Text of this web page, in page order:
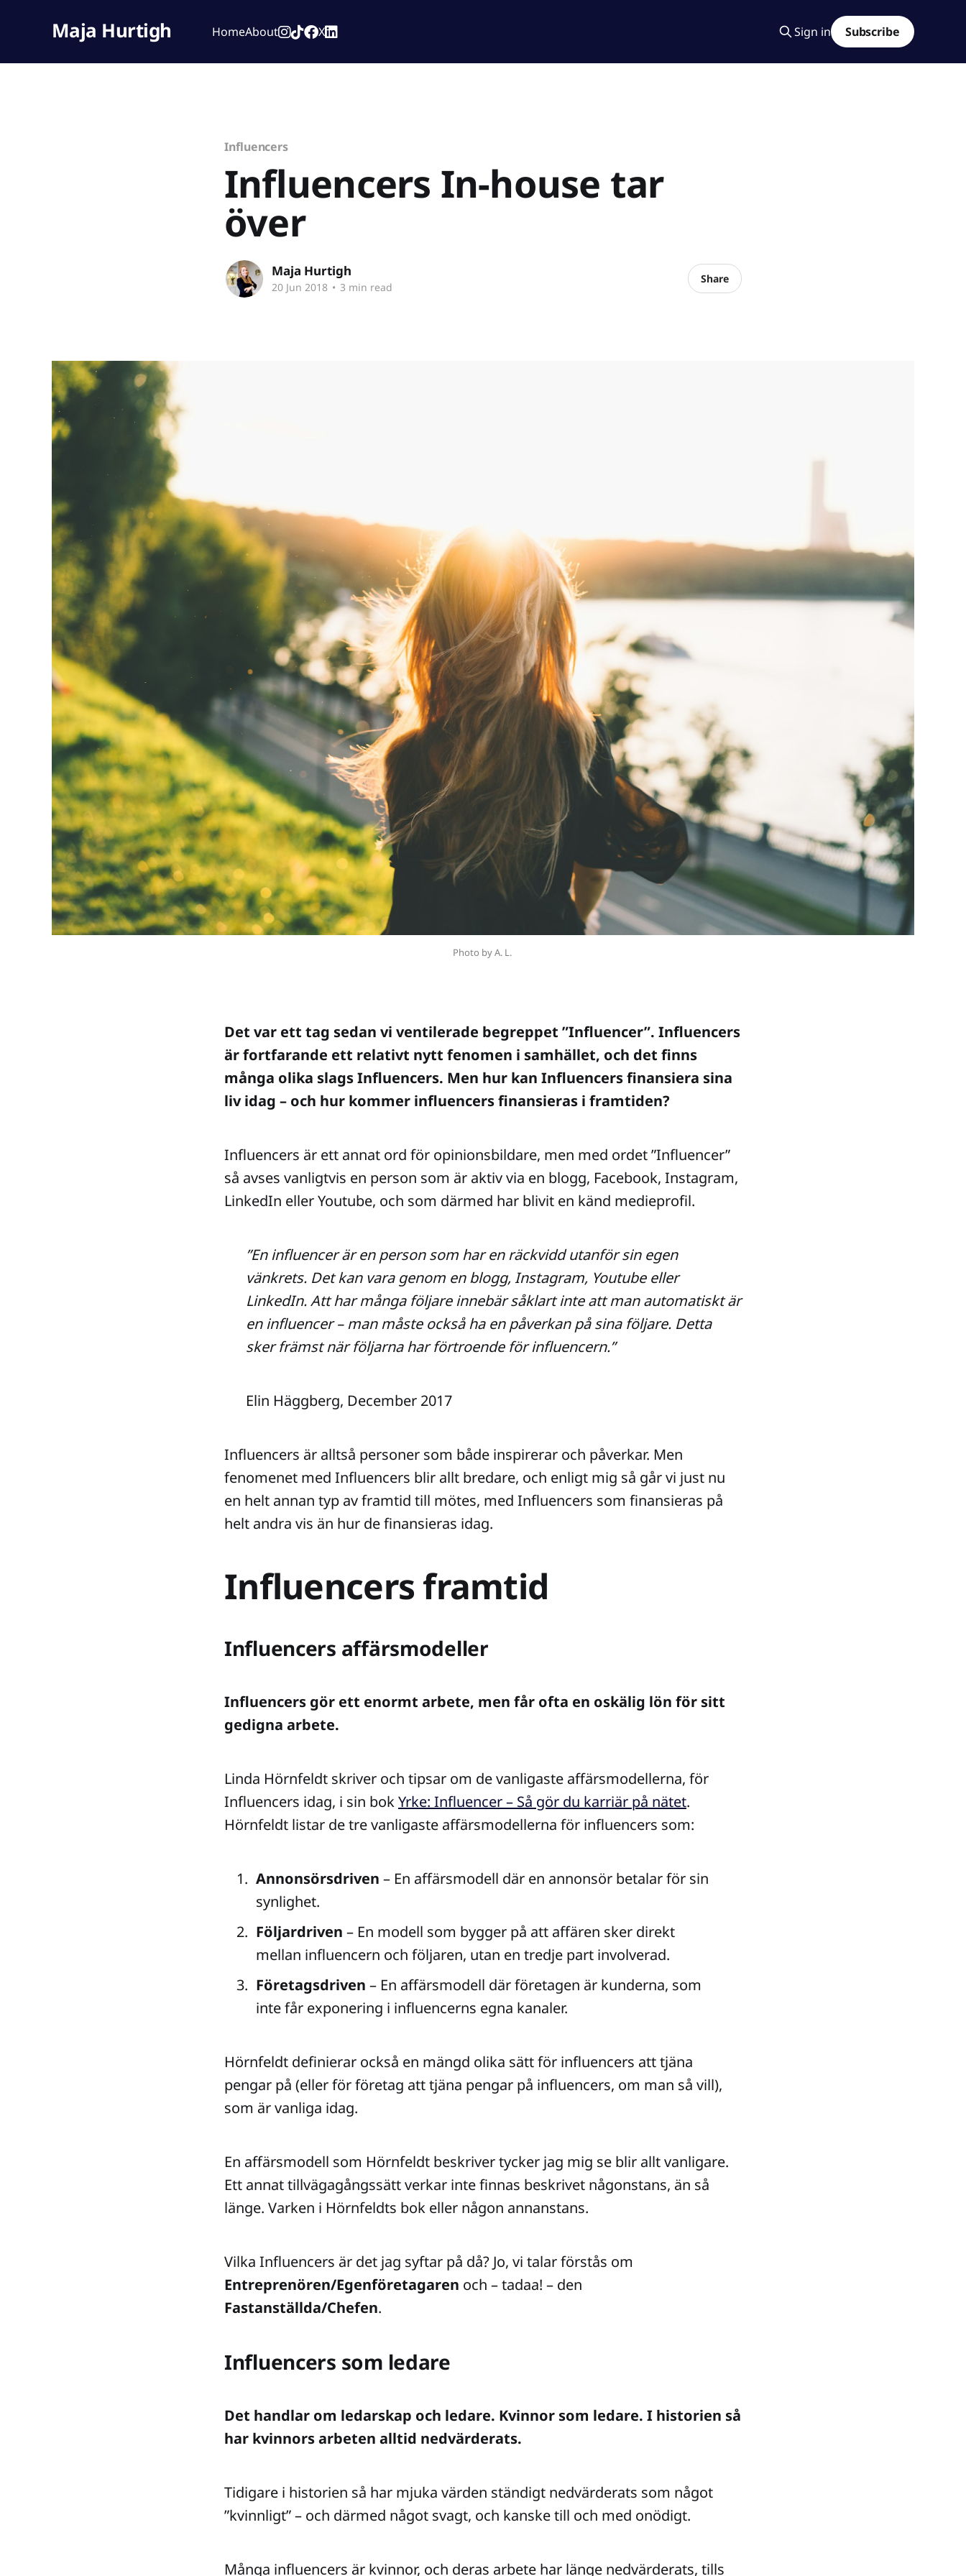
Maja Hurtigh HomeAbout X Sign in Subscribe
Influencers
Influencers In-house tar
över
Maja Hurtigh
20 Jun 2018 • 3 min read
Share
Photo by A. L.
Det var ett tag sedan vi ventilerade begreppet ”Influencer”. Influencers
är fortfarande ett relativt nytt fenomen i samhället, och det finns
många olika slags Influencers. Men hur kan Influencers finansiera sina
liv idag – och hur kommer influencers finansieras i framtiden?
Influencers är ett annat ord för opinionsbildare, men med ordet ”Influencer”
så avses vanligtvis en person som är aktiv via en blogg, Facebook, Instagram,
LinkedIn eller Youtube, och som därmed har blivit en känd medieprofil.
”En influencer är en person som har en räckvidd utanför sin egen
vänkrets. Det kan vara genom en blogg, Instagram, Youtube eller
LinkedIn. Att har många följare innebär såklart inte att man automatiskt är
en influencer – man måste också ha en påverkan på sina följare. Detta
sker främst när följarna har förtroende för influencern.”
Elin Häggberg, December 2017
Influencers är alltså personer som både inspirerar och påverkar. Men
fenomenet med Influencers blir allt bredare, och enligt mig så går vi just nu
en helt annan typ av framtid till mötes, med Influencers som finansieras på
helt andra vis än hur de finansieras idag.
Influencers framtid
Influencers affärsmodeller
Influencers gör ett enormt arbete, men får ofta en oskälig lön för sitt
gedigna arbete.
Linda Hörnfeldt skriver och tipsar om de vanligaste affärsmodellerna, för
Influencers idag, i sin bokYrke: Influencer – Så gör du karriär på nätet.
Hörnfeldt listar de tre vanligaste affärsmodellerna för influencers som:
Annonsörsdriven – En affärsmodell där en annonsör betalar för sin
synlighet.
Följardriven – En modell som bygger på att affären sker direkt
mellan influencern och följaren, utan en tredje part involverad.
Företagsdriven – En affärsmodell där företagen är kunderna, som
inte får exponering i influencerns egna kanaler.
Hörnfeldt definierar också en mängd olika sätt för influencers att tjäna
pengar på (eller för företag att tjäna pengar på influencers, om man så vill),
som är vanliga idag.
En affärsmodell som Hörnfeldt beskriver tycker jag mig se blir allt vanligare.
Ett annat tillvägagångssätt verkar inte finnas beskrivet någonstans, än så
länge. Varken i Hörnfeldts bok eller någon annanstans.
Vilka Influencers är det jag syftar på då? Jo, vi talar förstås om
Entreprenören/Egenföretagaren och – tadaa! – den
Fastanställda/Chefen.
Influencers som ledare
Det handlar om ledarskap och ledare. Kvinnor som ledare. I historien så
har kvinnors arbeten alltid nedvärderats.
Tidigare i historien så har mjuka värden ständigt nedvärderats som något
”kvinnligt” – och därmed något svagt, och kanske till och med onödigt.
Många influencers är kvinnor, och deras arbete har länge nedvärderats, tills